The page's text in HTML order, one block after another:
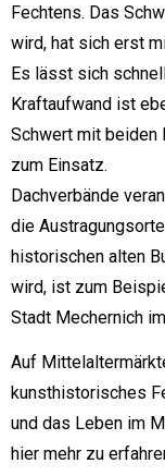
Fechtens. Das
wird, hat sich erst
Es lässt sich
Kraftaufwand ist
Schwert mit beiden
zum Einsatz.
Dachverbände
die
historischen alten
wird, ist zum
Stadt Mechernich
Auf
kunsthistorisches
und das Leben im
hier mehr zu